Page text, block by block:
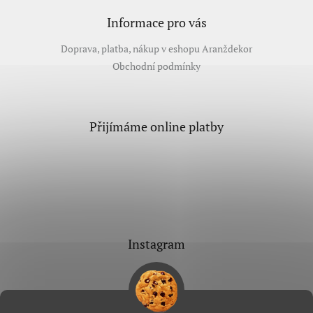
Informace pro vás
Doprava, platba, nákup v eshopu Aranždekor
Obchodní podmínky
Přijímáme online platby
Instagram